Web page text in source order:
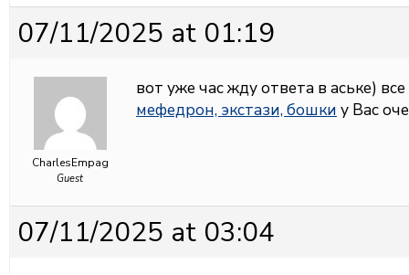
07/11/2025 at 01:19
CharlesEmpag
Guest
вот уже час жду ответа в аське)
мефедрон, экстази, бошки у Вас
07/11/2025 at 03:04